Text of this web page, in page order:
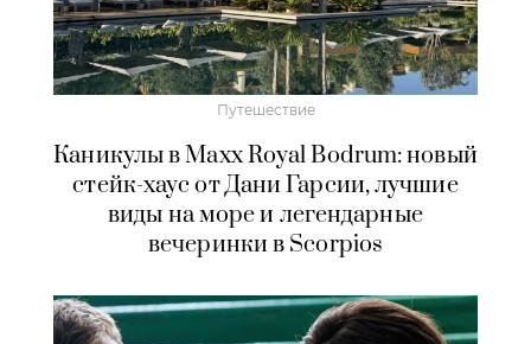
Путешествие
Каникулы в Maxx Royal Bodrum: новый
стейк-хаус от Дани Гарсии, лучшие
виды на море и легендарные
вечеринки в Scorpios